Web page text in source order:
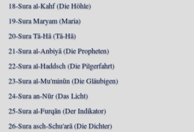
18-Sura al-Kahf (Die Höhle)
19-Sura Maryam (Maria)
20-Sura Tā-Hā (Tā-Hā)
21-Sura al-Anbiyā (Die Propheten)
22-Sura al-Haddsch (Die Pilgerfahrt)
23-Sura al-Mu'minūn (Die Gläubigen)
24-Sura an-Nūr (Das Licht)
25-Sura al-Furqān (Der Indikator)
26-Sura asch-Schu'arā (Die Dichter)